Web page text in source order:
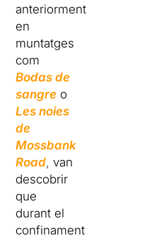
anteriorment
en
muntatges
com
Bodas de
sangre o
Les noies
de
Mossbank
Road, van
descobrir
que
durant el
confinament